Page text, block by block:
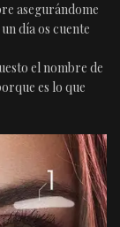
asegurándome
día os cuente
el nombre de
es lo que